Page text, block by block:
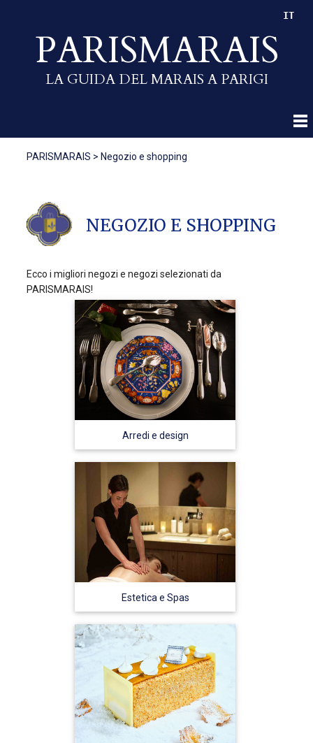
PARISMARAIS
LA GUIDA DEL MARAIS A PARIGI
IT
PARISMARAIS > Negozio e shopping
NEGOZIO E SHOPPING
Ecco i migliori negozi e negozi selezionati da
PARISMARAIS!
Arredi e design
Estetica e Spas